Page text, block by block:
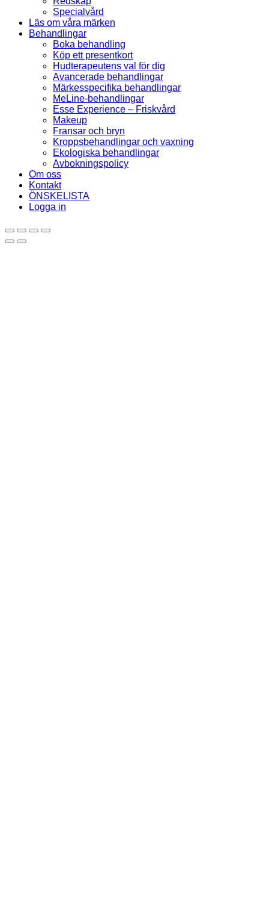
Specialvård
Läs om våra märken
Behandlingar
Boka behandling
Köp ett presentkort
Hudterapeutens val för dig
Avancerade behandlingar
Märkesspecifika behandlingar
MeLine-behandlingar
Esse Experience – Friskvård
Makeup
Fransar och bryn
Kroppsbehandlingar och vaxning
Ekologiska behandlingar
Avbokningspolicy
Om oss
Kontakt
ÖNSKELISTA
Logga in